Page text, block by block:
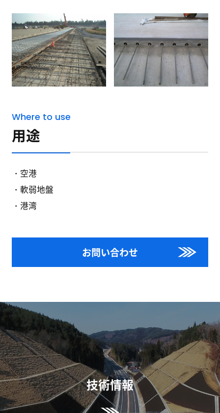
Where to use
用途
空港
軟弱地盤
港湾
お問い合わせ
技術情報